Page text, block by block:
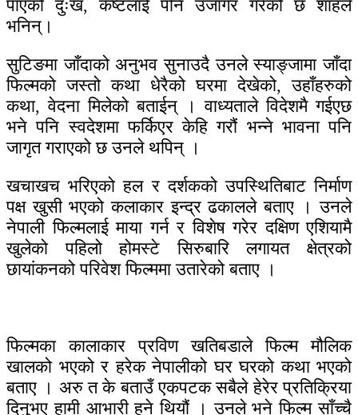
पाएको दुःख, कष्टलाई पनि उजागर गरेको छ शाहले
भनिन्।
सुटिङमा जाँदाको अनुभव सुनाउदै उनले स्याङ्जामा जाँदा
फिल्मको जस्तो कथा धेरैको घरमा देखेको, उहाँहरुको
कथा, वेदना मिलेको बताईन् । वाध्यताले विदेशमै गईएछ
भने पनि स्वदेशमा फर्किएर केहि गरौं भन्ने भावना पनि
जागृत गराएको छ उनले थपिन् ।
खचाखच भरिएको हल र दर्शकको उपस्थितिबाट निर्माण
पक्ष खुसी भएको कलाकार इन्द्र ढकालले बताए । उनले
नेपाली फिल्मलाई माया गर्न र विशेष गरेर दक्षिण एशियामै
खुलेको पहिलो होमस्टे सिरुबारि लगायत क्षेत्रको
छायांकनको परिवेश फिल्ममा उतारेको बताए ।
फिल्मका कालाकार प्रविण खतिबडाले फिल्म मौलिक
खालको भएको र हरेक नेपालीको घर घरको कथा भएको
बताए । अरु त के बताउँ एकपटक सबैले हेरेर प्रतिक्रिया
दिनुभए हामी आभारी हुने थियौं । उनले भने फिल्म साँच्चै